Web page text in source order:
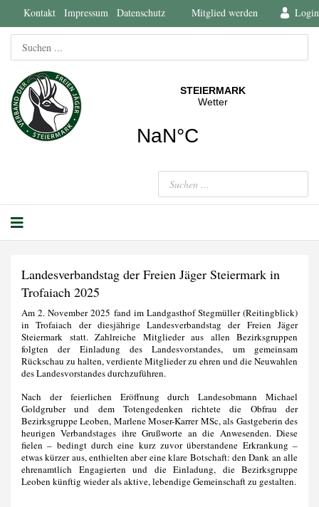
Kontakt Impressum Datenschutz Mitglied werden Login
Landesverbandstag der Freien Jäger Steiermark in
Trofaiach 2025
Am 2. November 2025 fand im Landgasthof Stegmüller (Reitingblick)
in Trofaiach der diesjährige Landesverbandstag der Freien Jäger
Steiermark statt. Zahlreiche Mitglieder aus allen Bezirksgruppen
folgten der Einladung des Landesvorstandes, um gemeinsam
Rückschau zu halten, verdiente Mitglieder zu ehren und die Neuwahlen
des Landesvorstandes durchzuführen.
Nach der feierlichen Eröffnung durch Landesobmann Michael
Goldgruber und dem Totengedenken richtete die Obfrau der
Bezirksgruppe Leoben, Marlene Moser-Karrer MSc, als Gastgeberin des
heurigen Verbandstages ihre Grußworte an die Anwesenden. Diese
fielen – bedingt durch eine kurz zuvor überstandene Erkrankung –
etwas kürzer aus, enthielten aber eine klare Botschaft: den Dank an alle
ehrenamtlich Engagierten und die Einladung, die Bezirksgruppe
Leoben künftig wieder als aktive, lebendige Gemeinschaft zu gestalten.